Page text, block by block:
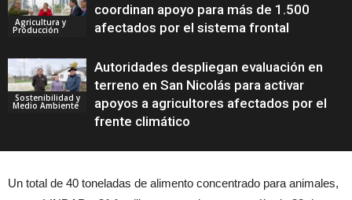
Agricultura y
Producción
coordinan apoyo para más de 1.500
afectados por el sistema frontal
Sostenibilidad y
Medio Ambiente
Autoridades despliegan evaluación en
terreno en San Nicolás para activar
apoyos a agricultores afectados por el
frente climático
Un total de 40 toneladas de alimento concentrado para animales,